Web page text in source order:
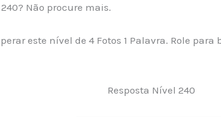
Não procure mais.
este nível de 4 Fotos 1 Palavra. Role
Resposta Nível 240